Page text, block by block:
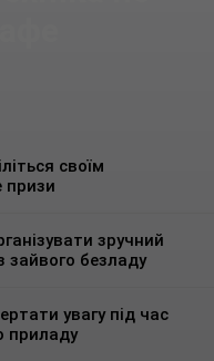
своїм
призи
зручний
зайвого безладу
увагу під час
приладу